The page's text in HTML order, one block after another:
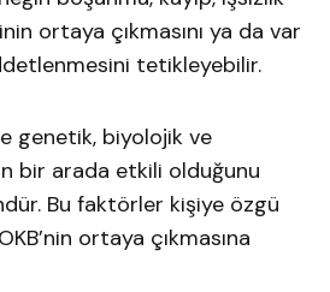
ortaya çıkmasını ya da var
tetikleyebilir.
genetik, biyolojik ve
bir arada etkili olduğunu
Bu faktörler kişiye özgü
ortaya çıkmasına